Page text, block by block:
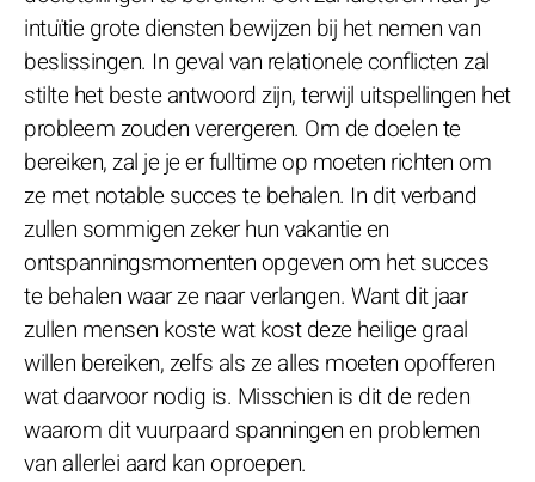
intuïtie grote diensten bewijzen bij het nemen van
beslissingen. In geval van relationele conflicten zal
stilte het beste antwoord zijn, terwijl uitspellingen het
probleem zouden verergeren. Om de doelen te
bereiken, zal je je er fulltime op moeten richten om
ze met notable succes te behalen. In dit verband
zullen sommigen zeker hun vakantie en
ontspanningsmomenten opgeven om het succes
te behalen waar ze naar verlangen. Want dit jaar
zullen mensen koste wat kost deze heilige graal
willen bereiken, zelfs als ze alles moeten opofferen
wat daarvoor nodig is. Misschien is dit de reden
waarom dit vuurpaard spanningen en problemen
van allerlei aard kan oproepen.